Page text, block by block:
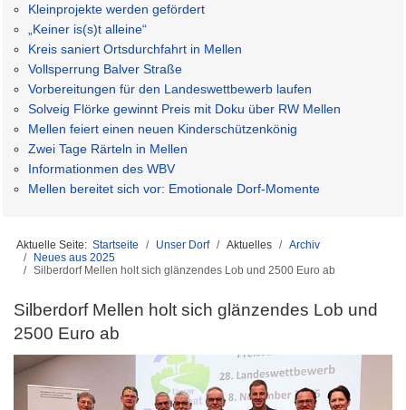
Kleinprojekte werden gefördert
„Keiner is(s)t alleine“
Kreis saniert Ortsdurchfahrt in Mellen
Vollsperrung Balver Straße
Vorbereitungen für den Landeswettbewerb laufen
Solveig Flörke gewinnt Preis mit Doku über RW Mellen
Mellen feiert einen neuen Kinderschützenkönig
Zwei Tage Rärteln in Mellen
Informationmen des WBV
Mellen bereitet sich vor: Emotionale Dorf-Momente
Aktuelle Seite: Startseite Unser Dorf Aktuelles
Archiv
Neues aus 2025
Silberdorf Mellen holt sich glänzendes Lob und 2500 Euro ab
Silberdorf Mellen holt sich glänzendes Lob und
2500 Euro ab